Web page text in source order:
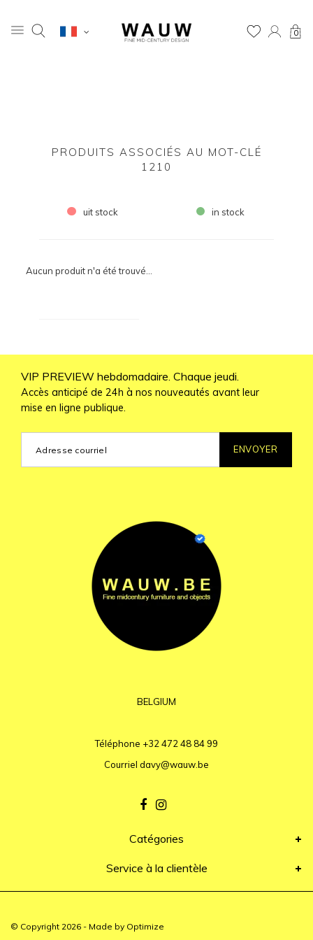
0
PRODUITS ASSOCIÉS AU MOT-CLÉ
1210
uit stock in stock
Aucun produit n'a été trouvé...
VIP PREVIEW hebdomadaire. Chaque jeudi.
Accès anticipé de 24h à nos nouveautés avant leur
mise en ligne publique.
ENVOYER
BELGIUM
Téléphone +32 472 48 84 99
Courriel davy@wauw.be
Catégories
Service à la clientèle
© Copyright 2026 - Made by Optimize